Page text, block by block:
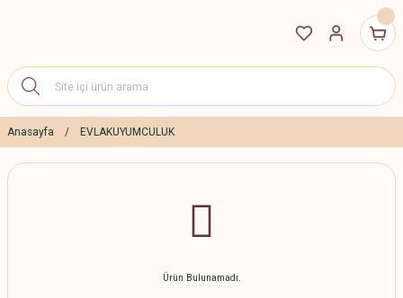
Anasayfa EVLAKUYUMCULUK
Ürün Bulunamadı.